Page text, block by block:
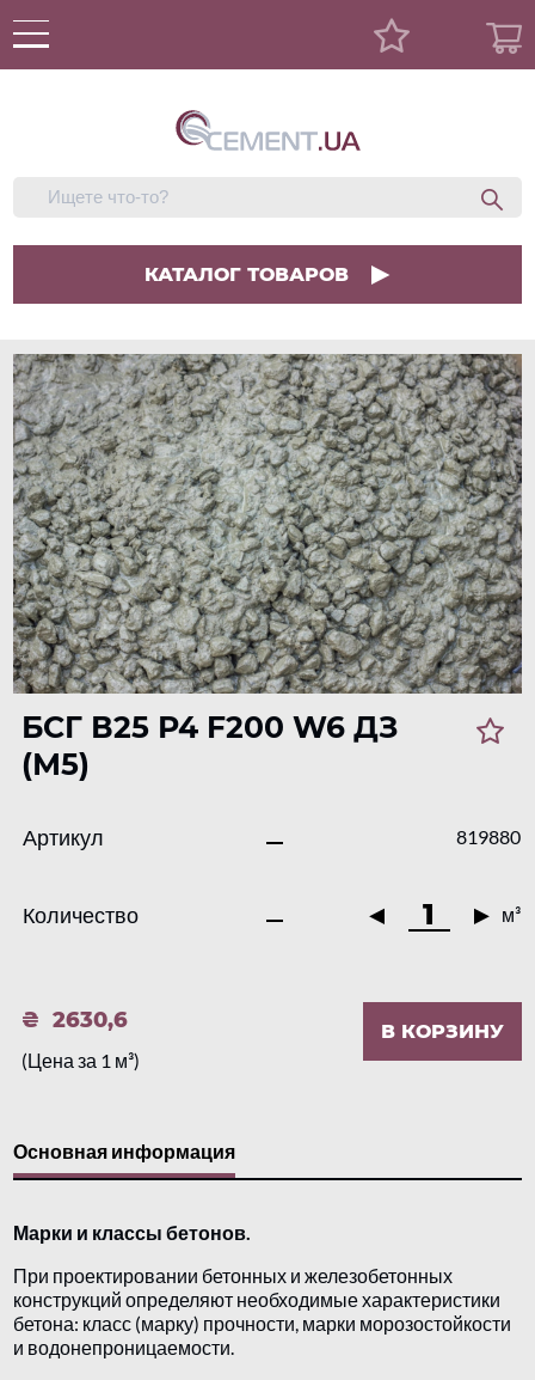
КАТАЛОГ ТОВАРОВ
БСГ В25 Р4 F200 W6 ДЗ
(М5)
Артикул 819880
Количество м³
2630,6
(Цена за 1 м³)
В КОРЗИНУ
Основная информация
Марки и классы бетонов.
При проектировании бетонных и железобетонных
конструкций определяют необходимые характеристики
бетона: класс (марку) прочности, марки морозостойкости
и водонепроницаемости.